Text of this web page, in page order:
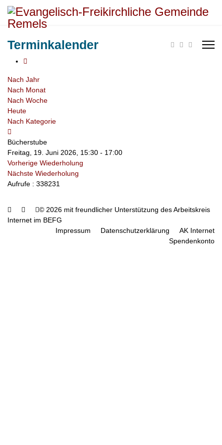
Terminkalender
Nach Jahr
Nach Monat
Nach Woche
Heute
Nach Kategorie
Bücherstube
Freitag, 19. Juni 2026, 15:30 - 17:00
Vorherige Wiederholung
Nächste Wiederholung
Aufrufe : 338231
© 2026 mit freundlicher Unterstützung des Arbeitskreis
Internet im BEFG
Impressum
Datenschutzerklärung
AK Internet
Spendenkonto